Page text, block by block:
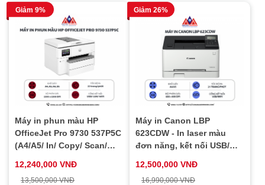
Giảm 9%
Máy in phun màu HP
OfficeJet Pro 9730 537P5C
(A4/A5/ In/ Copy/ Scan/
12,240,000 VNĐ
13,500,000 VNĐ
Giảm 26%
Máy in Canon LBP
623CDW - In laser màu
đơn năng, kết nối USB/Wi-
mặt tự động, in tốc độ cao
12,500,000 VNĐ
16,990,000 VNĐ